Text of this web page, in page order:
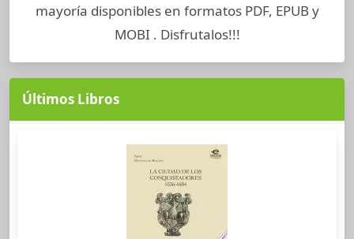
mayoría disponibles en formatos PDF, EPUB y
MOBI . Disfrutalos!!!
Últimos Libros